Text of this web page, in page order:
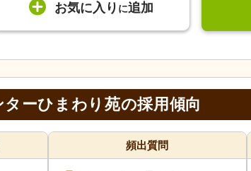
お気に入り に追加
ーひまわり苑の採用傾向
頻出質問